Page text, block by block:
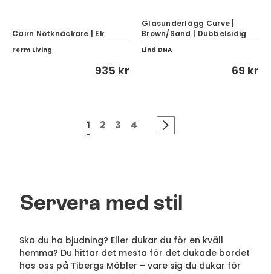
Cairn Nötknäckare | Ek
Ferm Living
935 kr
Glasunderlägg Curve |
Brown/Sand | Dubbelsidig
Lind DNA
69 kr
1 2 3 4
Servera med stil
Ska du ha bjudning? Eller dukar du för en kväll
hemma? Du hittar det mesta för det dukade bordet
hos oss på Tibergs Möbler – vare sig du dukar för